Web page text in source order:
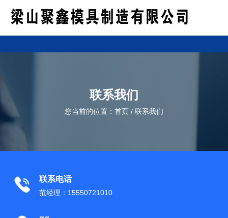
联系我们
您当前的位置：首页 / 联系我们
联系电话
范经理：15550721010